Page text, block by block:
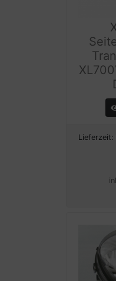
Lieferzeit: